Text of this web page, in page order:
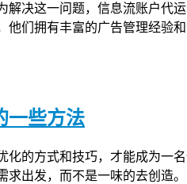
解决这一问题，信息流账户代
他们拥有丰富的广告管理经验
一些方法
化的方式和技巧，才能成为一
求出发，而不是一味的去创造